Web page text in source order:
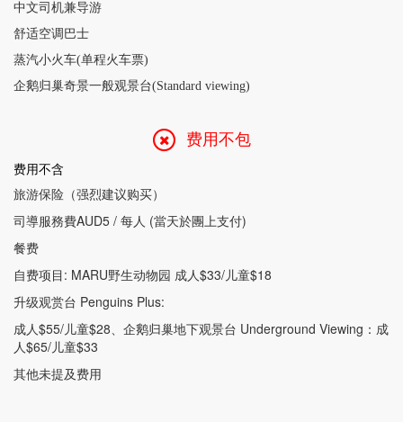
中文司机兼导游
舒适空调巴士
蒸汽小火车(单程火车票)
企鹅归巢奇景一般观景台(Standard viewing)
费用不包
费用不含
旅游保险（强烈建议购买）
司導服務費AUD5 / 每人 (當天於團上支付)
餐费
自费项目: MARU野生动物园 成人$33/儿童$18
升级观赏台 Penguins Plus:
成人$55/儿童$28、企鹅归巢地下观景台 Underground Viewing：成
人$65/儿童$33
其他未提及费用